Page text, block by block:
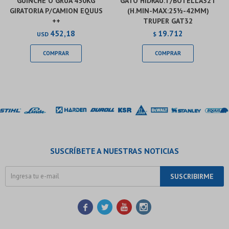
GIRATORIA P/CAMION EQUUS
++
USD 452,18
(H.MIN-MAX:25½-42MM)
TRUPER GAT32
$ 19.712
SUSCRÍBETE A NUESTRAS NOTICIAS
SUSCRIBIRME
   